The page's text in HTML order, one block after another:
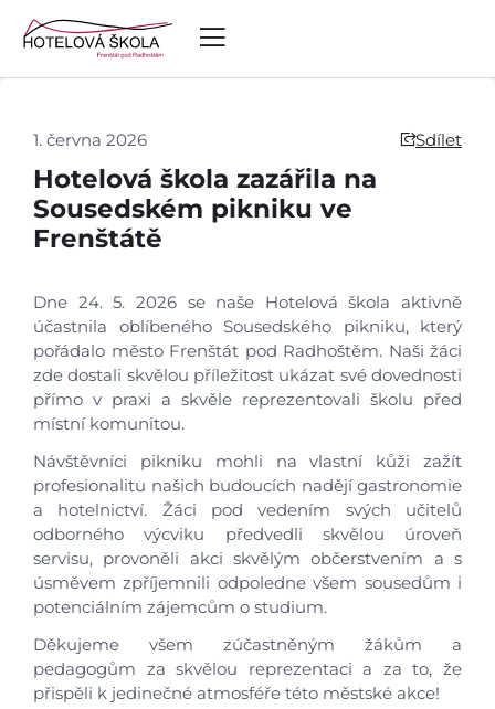
Úvod
Aktuálně
Škola
1. června 2026 Sdílet
Hotelová škola zazářila na
Sousedském pikniku ve
Frenštátě
Dne 24. 5. 2026 se naše Hotelová škola aktivně
účastnila oblíbeného Sousedského pikniku, který
pořádalo město Frenštát pod Radhoštěm. Naši žáci
zde dostali skvělou příležitost ukázat své dovednosti
přímo v praxi a skvěle reprezentovali školu před
místní komunitou.
Návštěvníci pikniku mohli na vlastní kůži zažít
profesionalitu našich budoucích nadějí gastronomie
a hotelnictví. Žáci pod vedením svých učitelů
odborného výcviku předvedli skvělou úroveň
servisu, provoněli akci skvělým občerstvením a s
úsměvem zpříjemnili odpoledne všem sousedům i
potenciálním zájemcům o studium.
Děkujeme všem zúčastněným žákům a
pedagogům za skvělou reprezentaci a za to, že
přispěli k jedinečné atmosféře této městské akce!